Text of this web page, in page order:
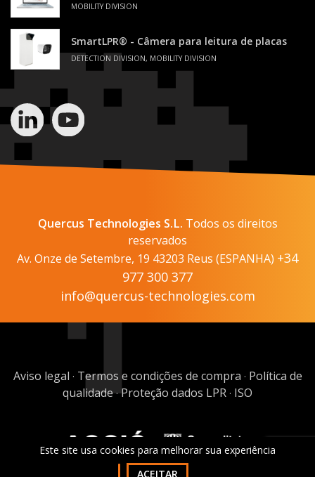
MOBILITY DIVISION
SmartLPR® - Câmera para leitura de placas
DETECTION DIVISION, MOBILITY DIVISION
Quercus Technologies S.L. Todos os direitos
reservados
Av. Onze de Setembre, 19 43203 Reus (ESPANHA) +34
977 300 377
info@quercus-technologies.com
Aviso legal · Termos e condições de compra · Política de
qualidade·Proteção dados LPR · ISO
Este site usa cookies para melhorar sua experiência
ACEITAR